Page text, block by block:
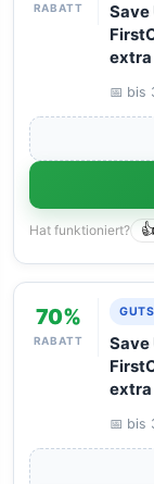
RABATT
Save
extra
📅 bis
Hat funktioniert? 👍
70%
RABATT
Save
extra
📅 bis